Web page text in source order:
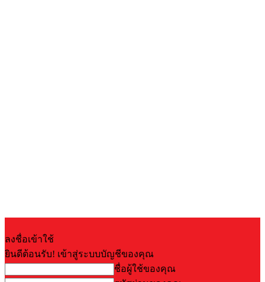
ลงชื่อเข้าใช้
ยินดีต้อนรับ! เข้าสู่ระบบบัญชีของคุณ
ชื่อผู้ใช้ของคุณ